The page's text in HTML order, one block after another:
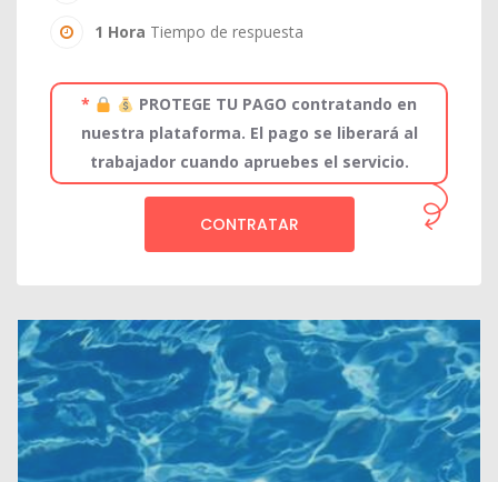
1 Hora Tiempo de respuesta
*
PROTEGE TU PAGO contratando en
nuestra plataforma. El pago se liberará al
trabajador cuando apruebes el servicio.
CONTRATAR